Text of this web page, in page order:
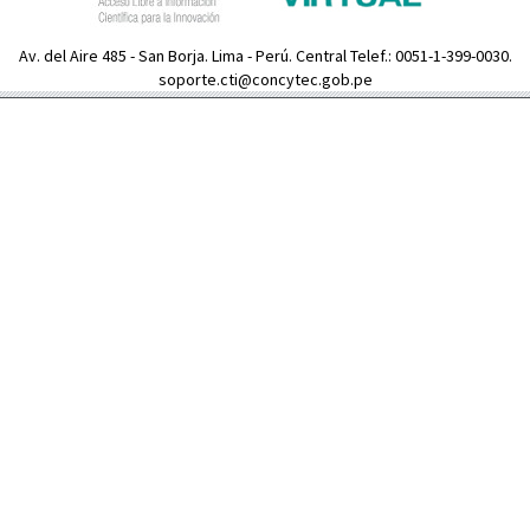
Av. del Aire 485 - San Borja. Lima - Perú. Central Telef.: 0051-1-399-0030.
soporte.cti@concytec.gob.pe